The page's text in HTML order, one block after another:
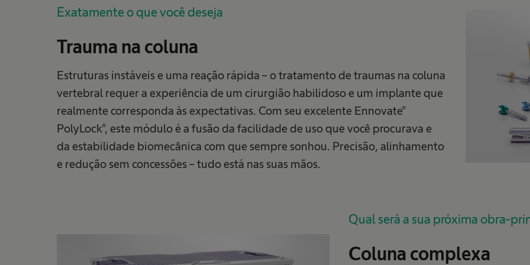
Exatamente o que você deseja
Trauma na coluna
Estruturas instáveis e uma reação rápida – o tratamento de traumas na coluna
vertebral requer a experiência de um cirurgião habilidoso e um implante que
realmente corresponda às expectativas. Com seu excelente Ennovate®
PolyLock®, este módulo é a fusão da facilidade de uso que você procurava e
da estabilidade biomecânica com que sempre sonhou. Precisão, alinhamento
e redução sem concessões – tudo está nas suas mãos.
Qual será a sua próxima obra-
Coluna complexa